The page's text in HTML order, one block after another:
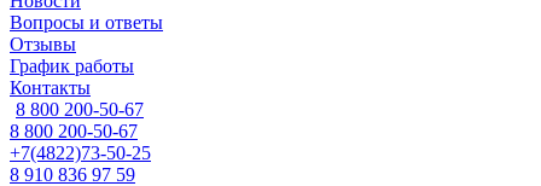
Вопросы и ответы
Отзывы
График работы
Контакты
8 800 200-50-67
8 800 200-50-67
+7(4822)73-50-25
8 910 836 97 59